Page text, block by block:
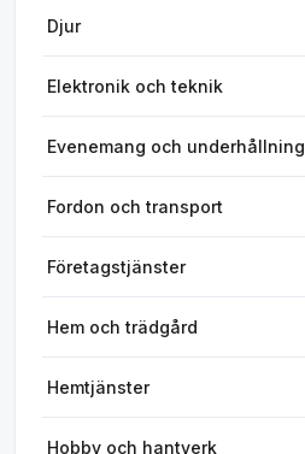
Djur
Elektronik och teknik
Evenemang och underhållning
Fordon och transport
Företagstjänster
Hem och trädgård
Hemtjänster
Hobby och hantverk